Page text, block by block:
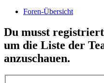
Foren-Übersicht
Du musst
um die Liste der
anzuschauen.